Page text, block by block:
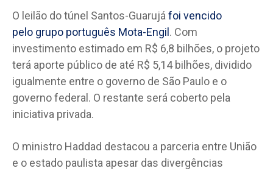
O leilão do túnel Santos-Guarujáfoi vencido
pelo grupo português Mota-Engil . Com
investimento estimado em R$ 6,8 bilhões, o projeto
terá aporte público de até R$ 5,14 bilhões, dividido
igualmente entre o governo de São Paulo e o
governo federal. O restante será coberto pela
iniciativa privada.
O ministro Haddad destacou a parceria entre União
e o estado paulista apesar das divergências